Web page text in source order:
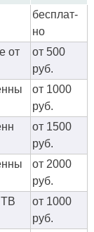
бес­плат­
но
от
от 500
руб.
от 1000
руб.
от 1500
руб.
от 2000
руб.
ТВ
от 1000
руб.